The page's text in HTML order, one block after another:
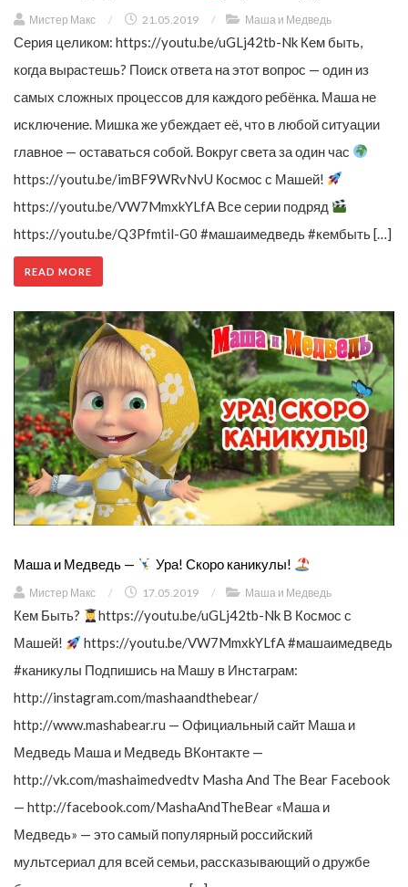
Мистер Макс / 21.05.2019 / Маша и Медведь
Серия целиком: https://youtu.be/uGLj42tb-Nk Кем быть,
когда вырастешь? Поиск ответа на этот вопрос — один из
самых сложных процессов для каждого ребёнка. Маша не
исключение. Мишка же убеждает её, что в любой ситуации
главное — оставаться собой. Вокруг света за один час
https://youtu.be/imBF9WRvNvU Космос с Машей!
https://youtu.be/VW7MmxkYLfA Все серии подряд
https://youtu.be/Q3Pfmtil-G0 #машаимедведь #кембыть […]
READ MORE
Маша и Медведь — Ура! Скоро каникулы!
Мистер Макс / 17.05.2019 / Маша и Медведь
Кем Быть?
https://youtu.be/uGLj42tb-Nk В Космос с
Машей!
https://youtu.be/VW7MmxkYLfA #машаимедведь
#каникулы Подпишись на Машу в Инстаграм:
http://instagram.com/mashaandthebear/
http://www.mashabear.ru — Официальный сайт Маша и
Медведь Маша и Медведь ВКонтакте —
http://vk.com/mashaimedvedtv Masha And The Bear Facebook
— http://facebook.com/MashaAndTheBear «Маша и
Медведь» — это самый популярный российский
мультсериал для всей семьи, рассказывающий о дружбе